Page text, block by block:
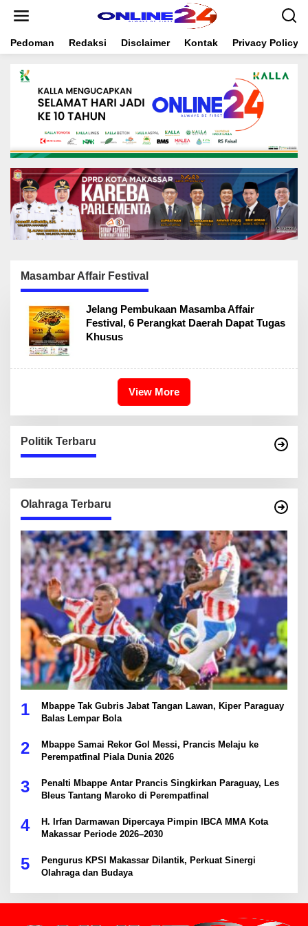
t
Pedoman Redaksi Disclaimer Kontak Privacy Policy
Masambar Affair Festival
Jelang Pembukaan Masamba Affair
Festival, 6 Perangkat Daerah Dapat Tugas
Khusus
View More
Politik Terbaru
Olahraga Terbaru
1
Mbappe Tak Gubris Jabat Tangan Lawan, Kiper Paraguay
Balas Lempar Bola
2
Mbappe Samai Rekor Gol Messi, Prancis Melaju ke
Perempatfinal Piala Dunia 2026
3
Penalti Mbappe Antar Prancis Singkirkan Paraguay, Les
Bleus Tantang Maroko di Perempatfinal
4
H. Irfan Darmawan Dipercaya Pimpin IBCA MMA Kota
Makassar Periode 2026–2030
5
Pengurus KPSI Makassar Dilantik, Perkuat Sinergi
Olahraga dan Budaya